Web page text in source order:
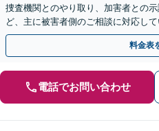
捜査機関とのやり取り、加害者との
ど、主に被害者側のご相談に対応し
けて尽力いたします。【電話相談可
料金表
電話でお問い合わせ